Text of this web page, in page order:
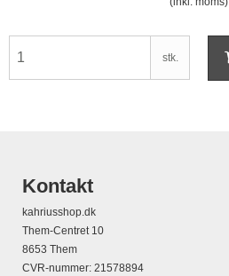
stk.
Kontakt
kahriusshop.dk
Them-Centret 10
8653 Them
CVR-nummer: 21578894